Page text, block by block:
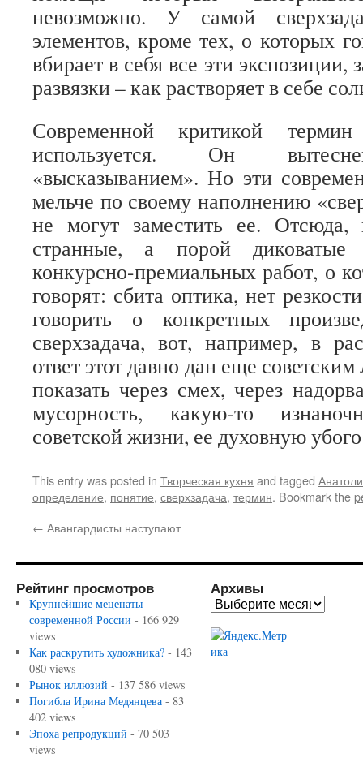
невозможно. У самой
элементов, кроме тех, о которых
вбирает в себя все эти экспозиции,
развязки – как растворяет в себе
Современной критикой
используется. Он
«высказыванием». Но эти
мельче по своему наполнению
не могут заместить ее.
странные, а порой
конкурсно-премиальных работ, о
говорят: сбита оптика, нет
говорить о конкретных
сверхзадача, вот, например, в
ответ этот давно дан еще
показать через смех, через
мусорность, какую-то
советской жизни, ее духовную
This entry was posted in Творческая кухня and tagged
определение, понятие, сверхзадача, термин. Bookmark the
← Авангардисты наступают
Рейтинг просмотров
Крупнейшие меценаты
современной России - 166 929
views
Как раскрутить художника?- 143
080 views
Рынок иллюзий - 137 586 views
Погибла Ирина Медянцева- 83
402 views
Эпоха репродукций - 70 503
views
Архивы